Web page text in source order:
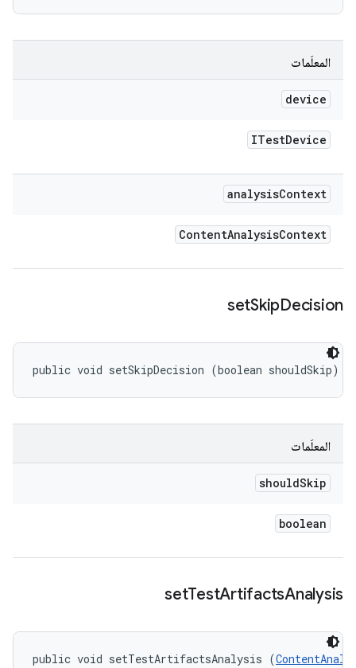
المعلَمات
device
ITestDevice
analysisContext
ContentAnalysisContext
setSkipDecision
public void setSkipDecision (boolean shouldSkip)
المعلَمات
shouldSkip
boolean
setTestArtifactsAnalysis
public void setTestArtifactsAnalysis (